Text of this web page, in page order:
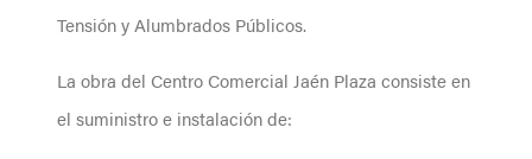
Tensión y Alumbrados Públicos.
La obra del Centro Comercial Jaén Plaza consiste en
el suministro e instalación de: